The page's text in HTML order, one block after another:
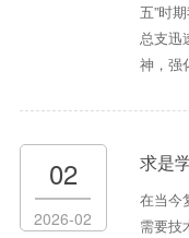
五”时
总支迅
神，强
02
2026-02
求是学堂
在当今
需要技